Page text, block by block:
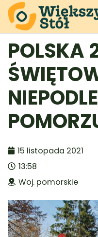
POLSKA
15 listopada 2021
13:58
Woj. pomorskie